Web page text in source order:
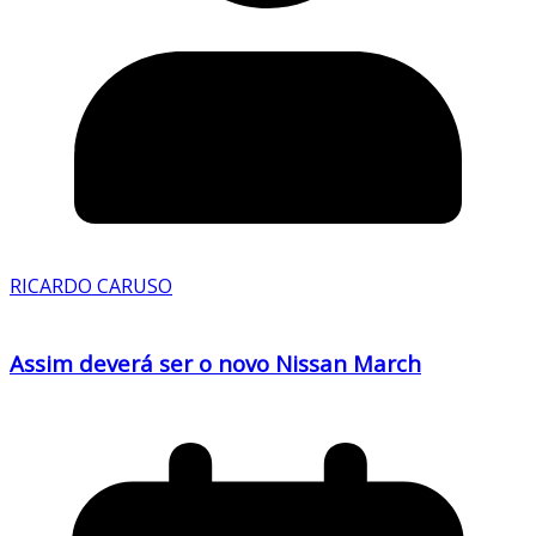
RICARDO CARUSO
Assim deverá ser o novo Nissan March